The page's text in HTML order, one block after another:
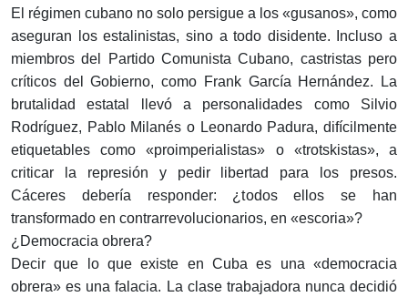
El régimen cubano no solo persigue a los «gusanos», como
aseguran los estalinistas, sino a todo disidente. Incluso a
miembros del Partido Comunista Cubano, castristas pero
críticos del Gobierno, como Frank García Hernández. La
brutalidad estatal llevó a personalidades como Silvio
Rodríguez, Pablo Milanés o Leonardo Padura, difícilmente
etiquetables como «proimperialistas» o «trotskistas», a
criticar la represión y pedir libertad para los presos.
Cáceres debería responder: ¿todos ellos se han
transformado en contrarrevolucionarios, en «escoria»?
¿Democracia obrera?
Decir que lo que existe en Cuba es una «democracia
obrera» es una falacia. La clase trabajadora nunca decidió